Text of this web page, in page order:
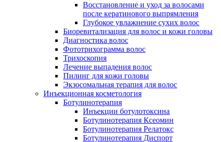
Восстановление и уход за волосами
после кератинового выпрямления
Глубокое увлажнение сухих волос
Биоревитализация для волос и кожи головы
Диагностика волос
Фототрихограмма волос
Трихоскопия
Лечение выпадения волос
Пилинг для кожи головы
Экзосомальная терапия для волос
Инъекционная косметология
Ботулинотерапия
Инъекции ботулотоксина
Ботулинотерапия Ксеомин
Ботулинотерапия Релатокс
Ботулинотерапия Диспорт